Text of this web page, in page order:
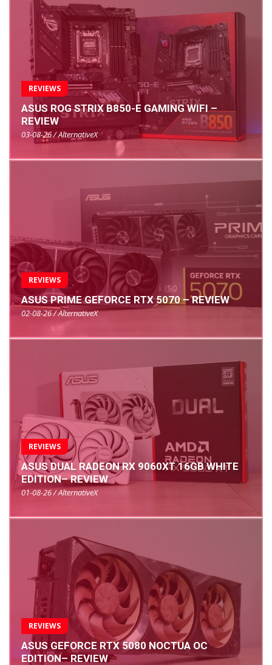
REVIEWS
ASUS ROG STRIX B850-E GAMING WIFI –
REVIEW
03-08-26 / AlternativeX
REVIEWS
ASUS PRIME GEFORCE RTX 5070 – REVIEW
02-08-26 / AlternativeX
REVIEWS
ASUS DUAL RADEON RX 9060XT 16GB WHITE
EDITION– REVIEW
01-08-26 / AlternativeX
REVIEWS
ASUS GEFORCE RTX 5080 NOCTUA OC
EDITION– REVIEW